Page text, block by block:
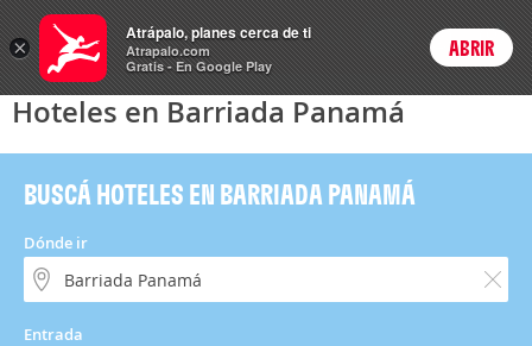
Hoteles Precios enPeso
ARSCambiar moneda
Login
Hoteles en Barriada Panamá
BUSCÁ HOTELES EN BARRIADA PANAMÁ
Dónde ir
Entrada
×
Atrápalo, planes cerca de ti
Atrapalo.com
Gratis - En Google Play
ABRIR